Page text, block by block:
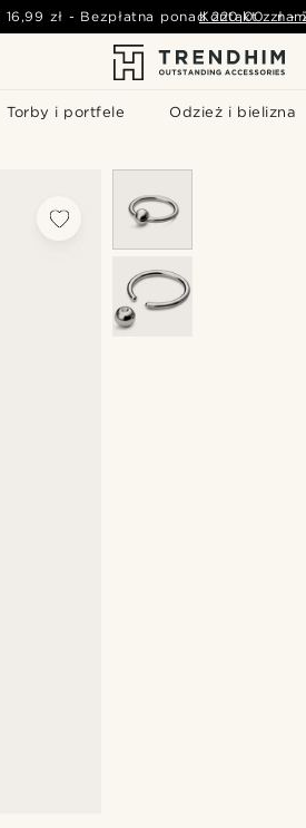
Torby i portfele Odzież i bielizna
16,99 zł - Bezpłatna ponad 220,00 zł -
Kontakt z